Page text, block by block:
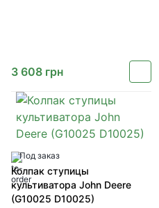
3 608 грн
Под заказ
Колпак ступицы
культиватора John Deere
(G10025 D10025)